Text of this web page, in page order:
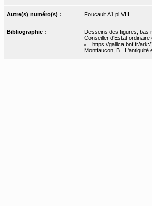
Autre(s) numéro(s) : Foucault.A1.pl.VIII
Bibliographie :
Desseins des figures, bas
Conseiller d'Estat
https://gallica.bnf.fr/
Montfaucon, B..